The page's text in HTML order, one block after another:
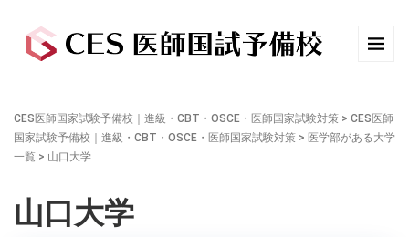
CES医師国家試験予備校｜進級・CBT・OSCE・医師国家試験対策 > CES医師
国家試験予備校｜進級・CBT・OSCE・医師国家試験対策 > 医学部がある大学
一覧 > 山口大学
山口大学